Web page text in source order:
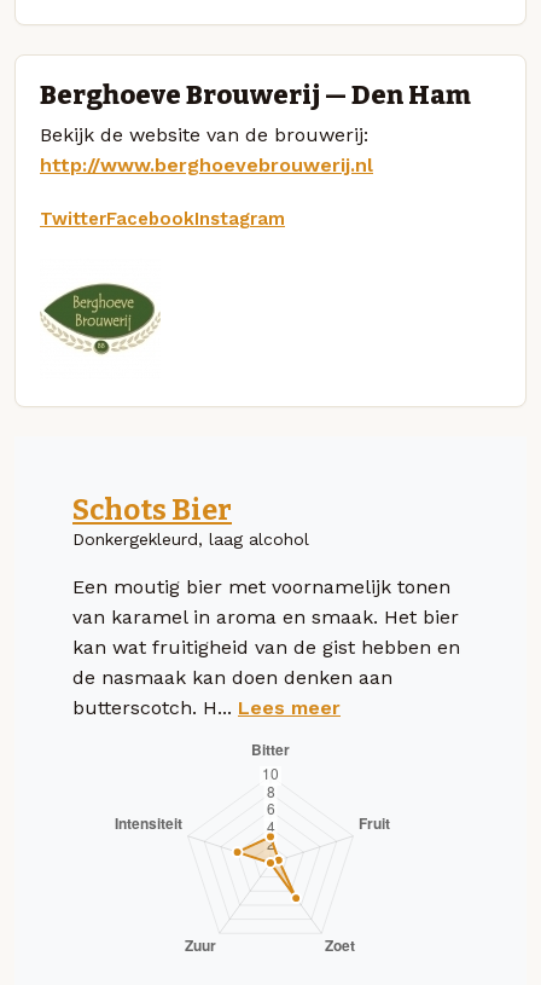
Berghoeve Brouwerij — Den Ham
Bekijk de website van de brouwerij:
http://www.berghoevebrouwerij.nl
TwitterFacebookInstagram
Schots Bier
Donkergekleurd, laag alcohol
Een moutig bier met voornamelijk tonen
van karamel in aroma en smaak. Het bier
kan wat fruitigheid van de gist hebben en
de nasmaak kan doen denken aan
butterscotch. H... Lees meer